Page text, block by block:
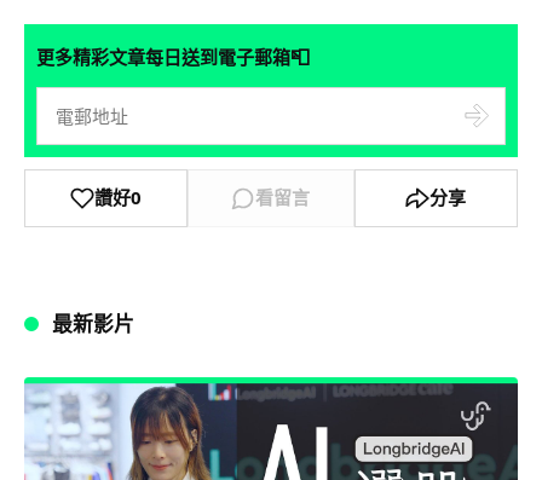
更多精彩文章每日送到電子郵箱📮
讚好0 看留言 分享
最新影片